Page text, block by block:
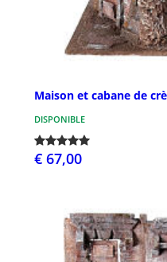
Maison et cabane de
DISPONIBLE
€ 67,00